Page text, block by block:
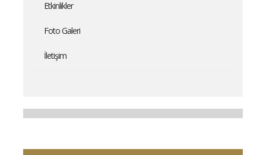
Etkinlikler
Foto Galeri
İletişim